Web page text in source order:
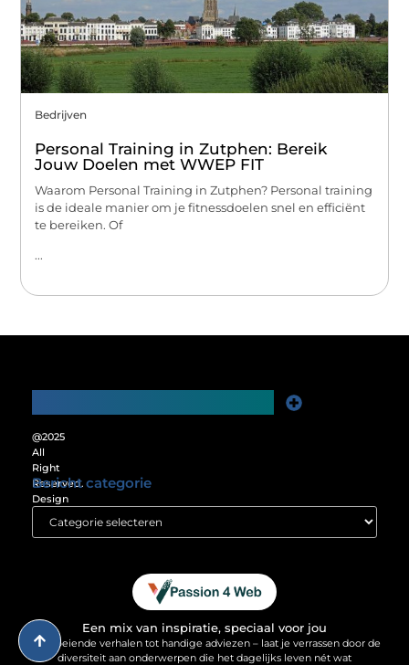
Bedrijven
Personal Training in Zutphen: Bereik
Jouw Doelen met WWEP FIT
Waarom Personal Training in Zutphen? Personal training
is de ideale manier om je fitnessdoelen snel en efficiënt
te bereiken. Of
...
@2025
All
Right
Reserved.
Design
www.passion4web.nl.
Bericht categorie
Een mix van inspiratie, speciaal voor jou
Van boeiende verhalen tot handige adviezen – laat je verrassen door de
diversiteit aan onderwerpen die het dagelijks leven nét wat